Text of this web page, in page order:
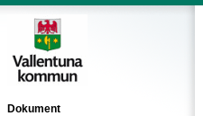
Dokument